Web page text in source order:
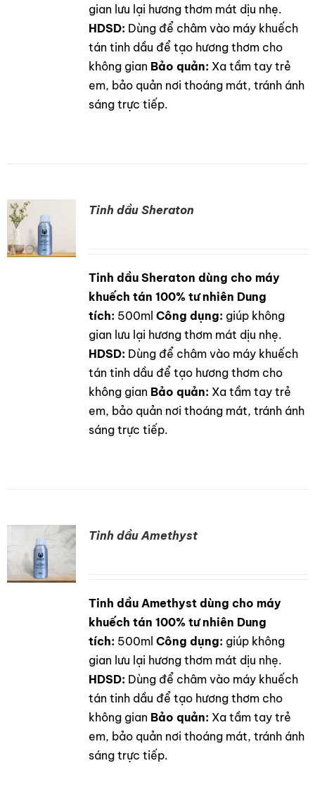
gian lưu lại hương thơm mát dịu nhẹ.
HDSD: Dùng để châm vào máy khuếch
tán tinh dầu để tạo hương thơm cho
không gian Bảo quản: Xa tầm tay trẻ
em, bảo quản nơi thoáng mát, tránh ánh
sáng trực tiếp.
Tinh dầu Sheraton
Tinh dầu Sheraton dùng cho máy
khuếch tán 100% tư nhiên Dung
tích: 500ml Công dụng: giúp không
gian lưu lại hương thơm mát dịu nhẹ.
HDSD: Dùng để châm vào máy khuếch
tán tinh dầu để tạo hương thơm cho
không gian Bảo quản: Xa tầm tay trẻ
em, bảo quản nơi thoáng mát, tránh ánh
sáng trực tiếp.
Tinh dầu Amethyst
Tinh dầu Amethyst dùng cho máy
khuếch tán 100% tư nhiên Dung
tích: 500ml Công dụng: giúp không
gian lưu lại hương thơm mát dịu nhẹ.
HDSD: Dùng để châm vào máy khuếch
tán tinh dầu để tạo hương thơm cho
không gian Bảo quản: Xa tầm tay trẻ
em, bảo quản nơi thoáng mát, tránh ánh
sáng trực tiếp.